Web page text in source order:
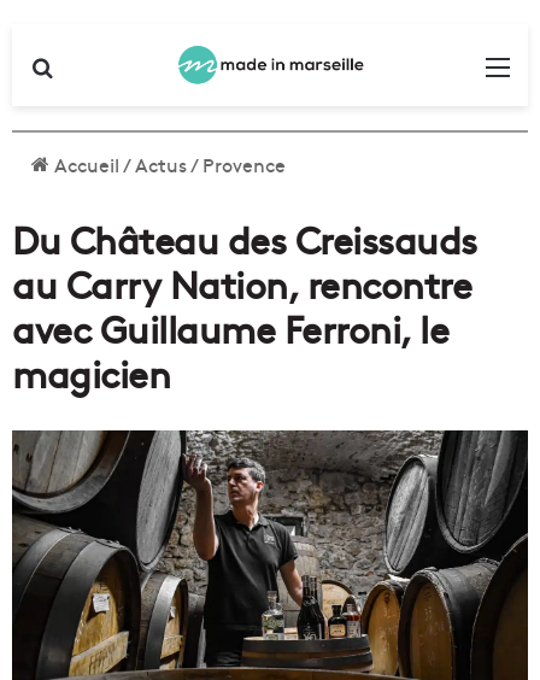
Accueil/Actus/Provence
Du Château des Creissauds
au Carry Nation, rencontre
avec Guillaume Ferroni, le
magicien